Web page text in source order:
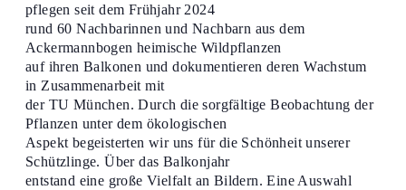
pflegen seit dem Frühjahr 2024
rund 60 Nachbarinnen und Nachbarn aus dem
Ackermannbogen heimische Wildpflanzen
auf ihren Balkonen und dokumentieren deren Wachstum
in Zusammenarbeit mit
der TU München. Durch die sorgfältige Beobachtung der
Pflanzen unter dem ökologischen
Aspekt begeisterten wir uns für die Schönheit unserer
Schützlinge. Über das Balkonjahr
entstand eine große Vielfalt an Bildern. Eine Auswahl